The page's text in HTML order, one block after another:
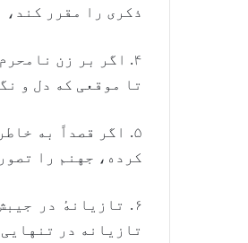
ذکری را مقرر کند،
۴. اگر بر زن
تا موقعی که دل و
۵. اگر قصداً به
کرده، جهنم را
۶. تازیانهٔ در
تازیانه در